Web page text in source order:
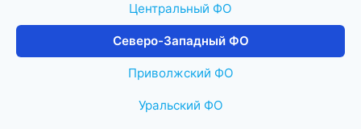
Центральный ФО
Северо-Западный ФО
Приволжский ФО
Уральский ФО